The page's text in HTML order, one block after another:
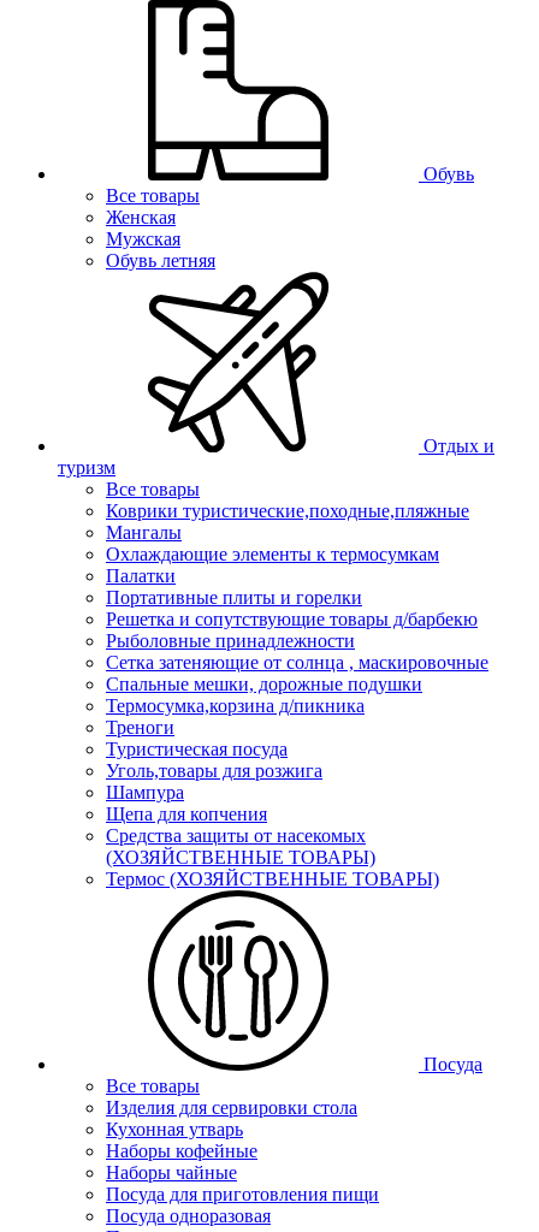
Обувь
Все товары
Женская
Мужская
Обувь летняя
Отдых и
туризм
Все товары
Коврики туристические,походные,пляжные
Мангалы
Охлаждающие элементы к термосумкам
Палатки
Портативные плиты и горелки
Решетка и сопутствующие товары д/барбекю
Рыболовные принадлежности
Сетка затеняющие от солнца , маскировочные
Спальные мешки, дорожные подушки
Термосумка,корзина д/пикника
Треноги
Туристическая посуда
Уголь,товары для розжига
Шампура
Щепа для копчения
Средства защиты от насекомых
(ХОЗЯЙСТВЕННЫЕ ТОВАРЫ)
Термос (ХОЗЯЙСТВЕННЫЕ ТОВАРЫ)
Посуда
Все товары
Изделия для сервировки стола
Кухонная утварь
Наборы кофейные
Наборы чайные
Посуда для приготовления пищи
Посуда одноразовая